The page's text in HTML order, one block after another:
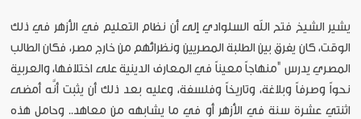
يشير الشيخ فتح الله السلوادي إلى أن نظام التعليم في الأزهر في ذلك
الوقت، كان يفرق بين الطلبة المصريين ونظرائهم من خارج مصر، فكان الطالب
المصري يدرس "منهاجاً معيناً في المعارف الدينية على اختلافها، والعربية
نحواً وصرفاً وبلاغة، وتاريخاً وفلسفة، وعليه بعد ذلك أن يثبت أنَّه أمضى
اثنتي عشرة سنة في الأزهر أو في ما يشابهه من معاهد.. وحامل هذه